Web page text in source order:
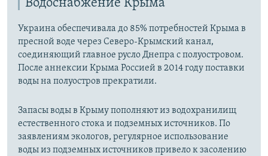
Водоснабжение Крыма
Украина обеспечивала до 85% потребностей Крыма в
пресной воде через Северо-Крымский канал,
соединяющий главное русло Днепра с полуостровом.
После аннексии Крыма Россией в 2014 году поставки
воды на полуостров прекратили.
Запасы воды в Крыму пополняют из водохранилищ
естественного стока и подземных источников. По
заявлениям экологов, регулярное использование
воды из подземных источников привело к засолению